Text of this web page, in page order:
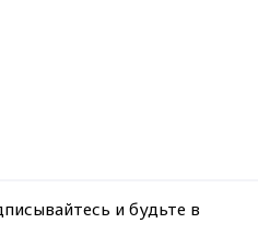
и будьте в